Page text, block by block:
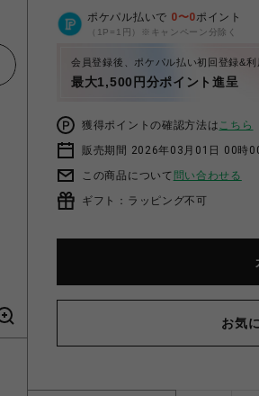
ポケパル払いで 0〜0ポイント
（1P=1円）※キャンペーン分除く
会員登録後、ポケパル払い初回登録&利
最大1,500円分ポイント進呈
獲得ポイントの確認方法はこちら
販売期間 2026年03月01日 00時
この商品について 問い合わせる
ギフト：ラッピング不可
お気